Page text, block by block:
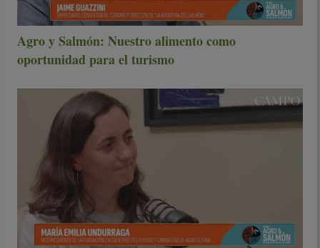
Agro y Salmón: Nuestro alimento como
oportunidad para el turismo